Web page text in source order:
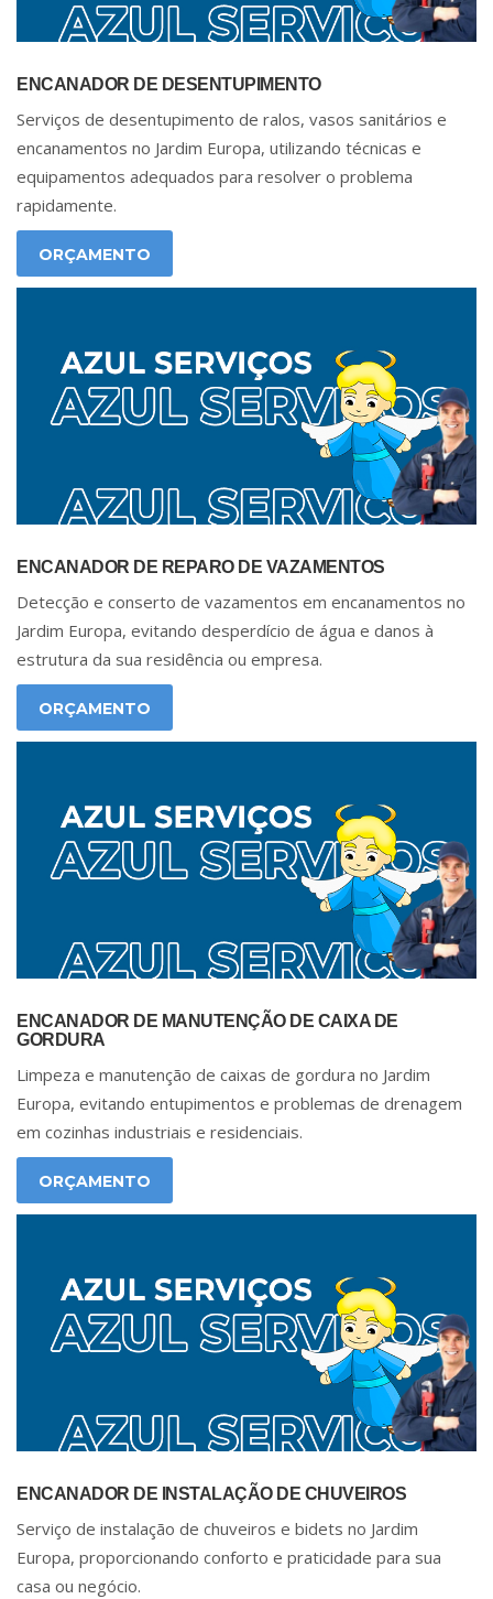
ENCANADOR DE DESENTUPIMENTO
Serviços de desentupimento de ralos, vasos sanitários e
encanamentos no Jardim Europa, utilizando técnicas e
equipamentos adequados para resolver o problema
rapidamente.
ORÇAMENTO
ENCANADOR DE REPARO DE VAZAMENTOS
Detecção e conserto de vazamentos em encanamentos no
Jardim Europa, evitando desperdício de água e danos à
estrutura da sua residência ou empresa.
ORÇAMENTO
ENCANADOR DE MANUTENÇÃO DE CAIXA DE
GORDURA
Limpeza e manutenção de caixas de gordura no Jardim
Europa, evitando entupimentos e problemas de drenagem
em cozinhas industriais e residenciais.
ORÇAMENTO
ENCANADOR DE INSTALAÇÃO DE CHUVEIROS
Serviço de instalação de chuveiros e bidets no Jardim
Europa, proporcionando conforto e praticidade para sua
casa ou negócio.